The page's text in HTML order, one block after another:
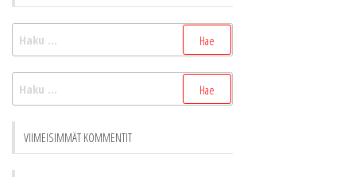
Haku:
Haku:
VIIMEISIMMÄT KOMMENTIT